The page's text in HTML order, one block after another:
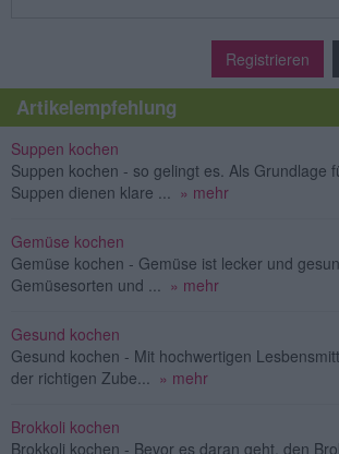
Registrieren
Artikelempfehlung
Suppen kochen
Suppen kochen - so gelingt es. Als Grundlage
Suppen dienen klare ...
» mehr
Gemüse kochen
Gemüse kochen - Gemüse ist lecker und
Gemüsesorten und ...
» mehr
Gesund kochen
Gesund kochen - Mit hochwertigen
der richtigen Zube...
» mehr
Brokkoli kochen
Brokkoli kochen - Bevor es daran geht, den